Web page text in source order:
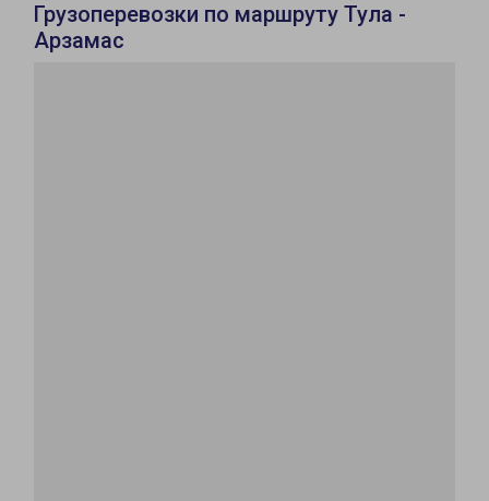
Грузоперевозки по маршруту Тула -
Арзамас